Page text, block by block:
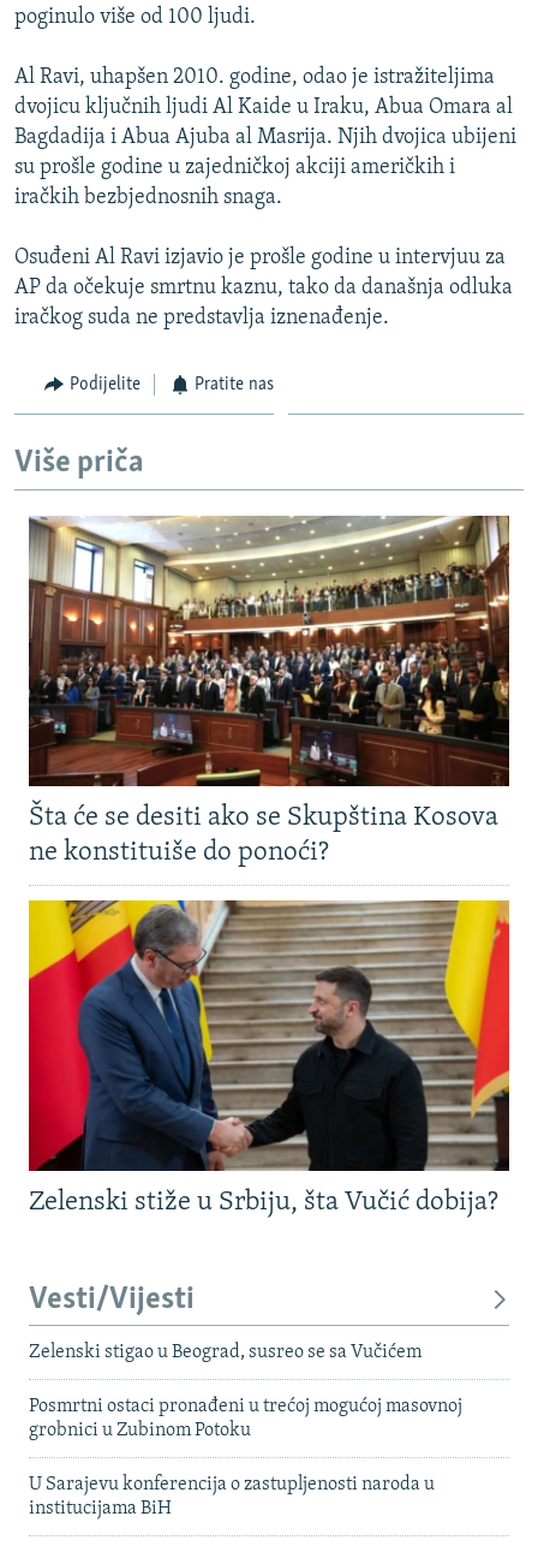
VIŠE OD NASLOVA
POPLAVE I KLIZIŠTA U BIH 2024.
TV LIBERTY
POST SCRIPTUM
TRI DECENIJE OD RATA U BIH
SVE KARTE DEJTONA
PRATITE NAS
Sve RFE/RL stranice
poginulo više od 100 ljudi.
Al Ravi, uhapšen 2010. godine, odao je istražiteljima
dvojicu ključnih ljudi Al Kaide u Iraku, Abua Omara al
Bagdadija i Abua Ajuba al Masrija. Njih dvojica ubijeni
su prošle godine u zajedničkoj akciji američkih i
iračkih bezbjednosnih snaga.
Osuđeni Al Ravi izjavio je prošle godine u intervjuu za
AP da očekuje smrtnu kaznu, tako da današnja odluka
iračkog suda ne predstavlja iznenađenje.
Podijelite Pratite nas
Više priča
Šta će se desiti ako se Skupština Kosova
ne konstituiše do ponoći?
Zelenski stiže u Srbiju, šta Vučić dobija?
Vesti/Vijesti
Zelenski stigao u Beograd, susreo se sa Vučićem
Posmrtni ostaci pronađeni u trećoj mogućoj masovnoj
grobnici u Zubinom Potoku
U Sarajevu konferencija o zastupljenosti naroda u
institucijama BiH